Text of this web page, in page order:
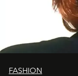
FASHION